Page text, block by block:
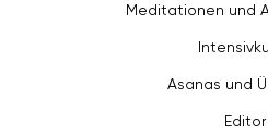
Meditationen und
Asanas und
Editor